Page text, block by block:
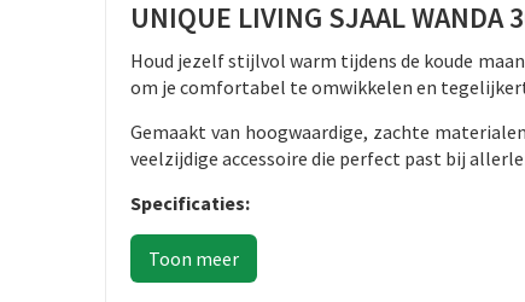
UNIQUE LIVING SJAAL WANDA
Houd jezelf stijlvol warm tijdens de koude
om je comfortabel te omwikkelen en
Gemaakt van hoogwaardige, zachte
veelzijdige accessoire die perfect past bij
Specificaties: